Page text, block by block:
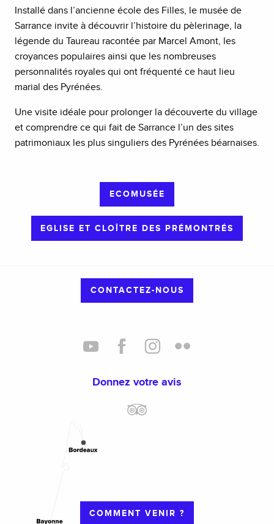
Installé dans l’ancienne école des Filles, le musée de
Sarrance invite à découvrir l’histoire du pèlerinage, la
légende du Taureau racontée par Marcel Amont, les
croyances populaires ainsi que les nombreuses
personnalités royales qui ont fréquenté ce haut lieu
marial des Pyrénées.
Une visite idéale pour prolonger la découverte du village
et comprendre ce qui fait de Sarrance l’un des sites
patrimoniaux les plus singuliers des Pyrénées béarnaises.
ECOMUSÉE
EGLISE ET CLOÎTRE DES PRÉMONTRÉS
CONTACTEZ-NOUS
Donnez votre avis
COMMENT VENIR ?